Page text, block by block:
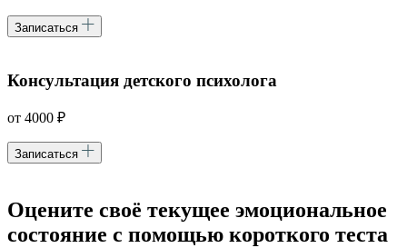
Записаться
Консультация детского психолога
от 4000 ₽
Записаться
Оцените своё текущее эмоциональное
состояние с помощью короткого теста